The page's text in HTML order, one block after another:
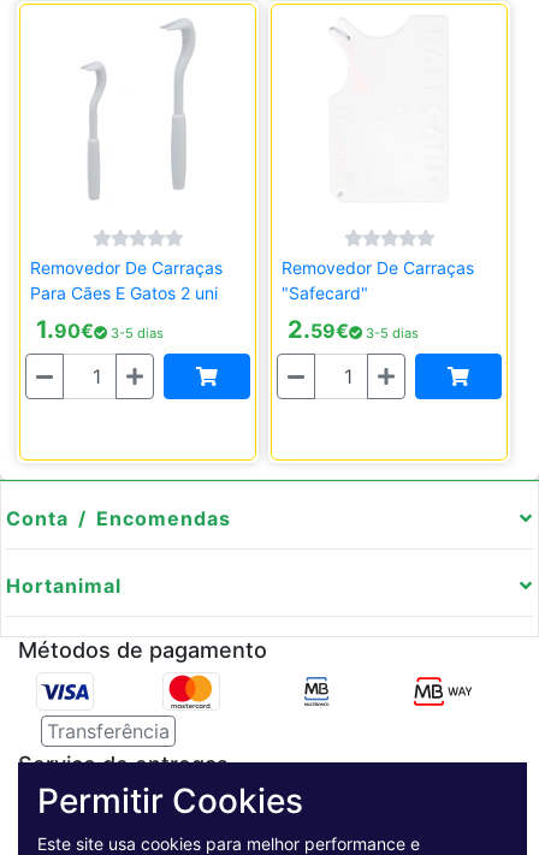
Removedor De Carraças
Para Cães E Gatos 2 uni
1.90€ 3-5 dias
Quantidade
Removedor De Carraças
"Safecard"
2.59€ 3-5 dias
Quantidade
Conta / Encomendas
Hortanimal
Métodos de pagamento
Transferência
Serviço de entregas
Pagamento Seguro
Permitir Cookies
Este site usa cookies para melhor performance e